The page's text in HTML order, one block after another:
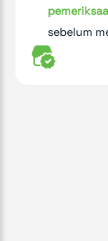
sebelum